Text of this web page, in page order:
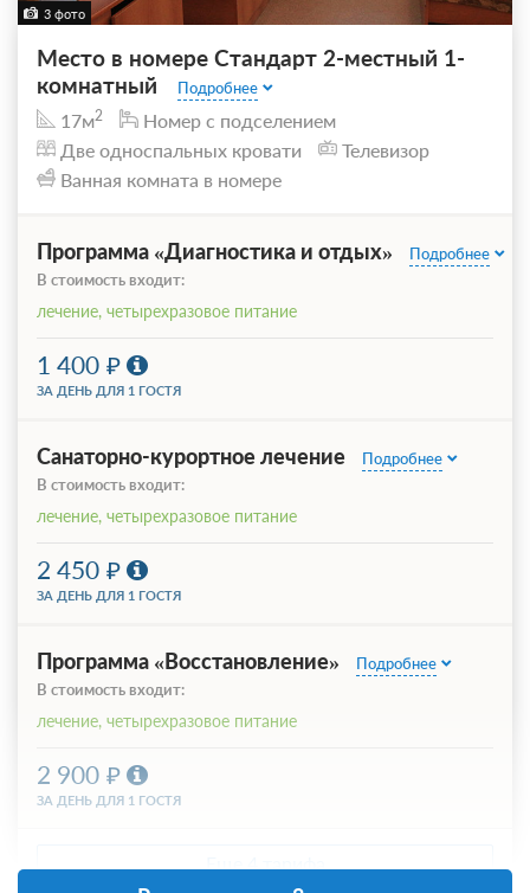
3 фото
Место в номере Стандарт 2-местный 1-
комнатный
Подробнее
17м2
Номер с подселением
Две односпальных кровати
Телевизор
Ванная комната в номере
Программа «Диагностика и отдых»
Подробнее
В стоимость входит:
лечение, четырехразовое питание
1 400
ЗА ДЕНЬ ДЛЯ 1 ГОСТЯ
Санаторно-курортное лечение
Подробнее
В стоимость входит:
лечение, четырехразовое питание
2 450
ЗА ДЕНЬ ДЛЯ 1 ГОСТЯ
Программа «Восстановление»
Подробнее
В стоимость входит:
лечение, четырехразовое питание
2 900
ЗА ДЕНЬ ДЛЯ 1 ГОСТЯ